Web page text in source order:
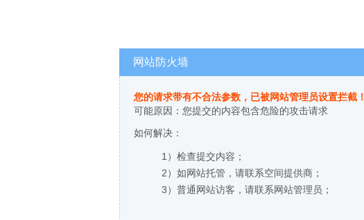
网站防火墙
您的请求带有不合法参数，已被网站管理员设置拦截！
可能原因：您提交的内容包含危险的攻击请求
如何解决：
1）检查提交内容；
2）如网站托管，请联系空间提供商；
3）普通网站访客，请联系网站管理员；